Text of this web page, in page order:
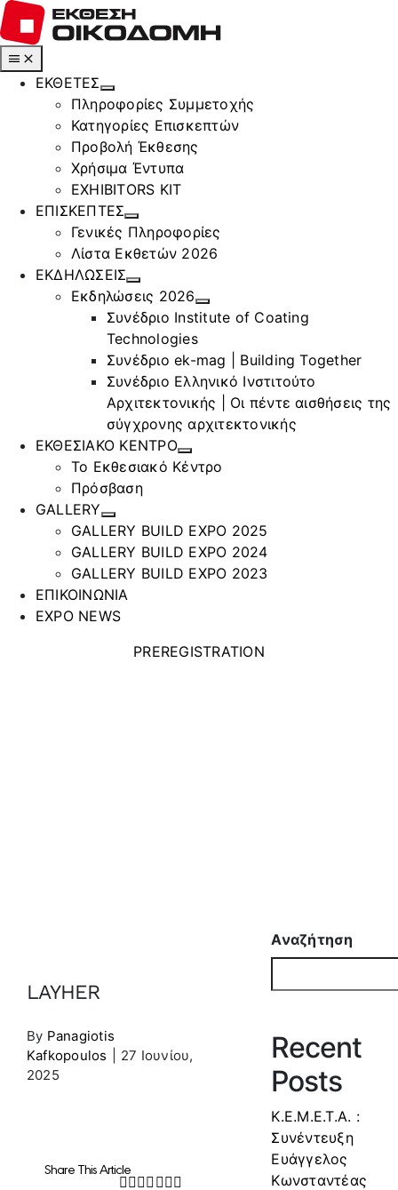
Μετάβαση
στο
περιεχόμενο
Toggle
Navigation
ΕΚΘΕΤΕΣ
Πληροφορίες Συμμετοχής
Κατηγορίες Επισκεπτών
Προβολή Έκθεσης
Χρήσιμα Έντυπα
EXHIBITORS KIT
ΕΠΙΣΚΕΠΤΕΣ
Γενικές Πληροφορίες
Λίστα Εκθετών 2026
ΕΚΔΗΛΩΣΕΙΣ
Εκδηλώσεις 2026
Συνέδριο Institute of Coating
Technologies
Συνέδριο ek-mag | Building Together
Συνέδριο Ελληνικό Ινστιτούτο
Αρχιτεκτονικής | Οι πέντε αισθήσεις της
σύγχρονης αρχιτεκτονικής
ΕΚΘΕΣΙΑΚΟ ΚΕΝΤΡΟ
Το Εκθεσιακό Κέντρο
Πρόσβαση
GALLERY
GALLERY BUILD EXPO 2025
GALLERY BUILD EXPO 2024
GALLERY BUILD EXPO 2023
ΕΠΙΚΟΙΝΩΝΙΑ
EXPO NEWS
PREREGISTRATION
LAYHER
By Panagiotis
Kafkopoulos
27 Ιουνίου,
2025
Share This Article
Facebook
Twitter
LinkedIn
WhatsApp
Tumblr
Pinterest
Αναζήτηση
Recent
Posts
Κ.Ε.Μ.Ε.Τ.Α. :
Συνέντευξη
Ευάγγελος
Κωνσταντέας